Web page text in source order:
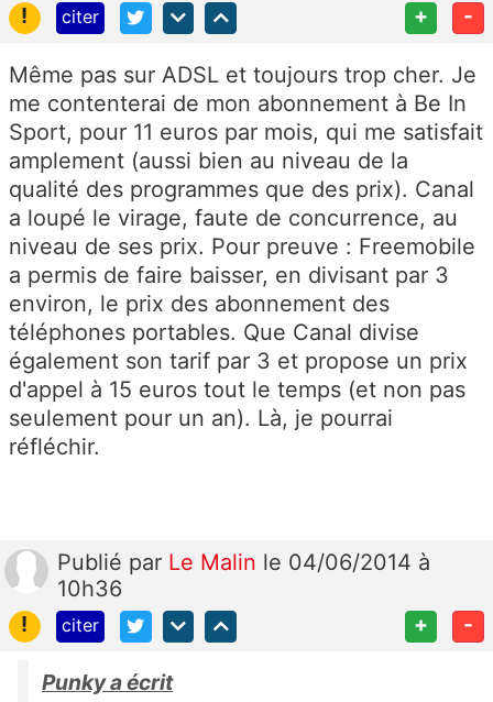
!
citer + -
Même pas sur ADSL et toujours trop cher. Je
me contenterai de mon abonnement à Be In
Sport, pour 11 euros par mois, qui me satisfait
amplement (aussi bien au niveau de la
qualité des programmes que des prix). Canal
a loupé le virage, faute de concurrence, au
niveau de ses prix. Pour preuve : Freemobile
a permis de faire baisser, en divisant par 3
environ, le prix des abonnement des
téléphones portables. Que Canal divise
également son tarif par 3 et propose un prix
d'appel à 15 euros tout le temps (et non pas
seulement pour un an). Là, je pourrai
réfléchir.
Publié par Le Malin le 04/06/2014 à
10h36
!
citer + -
Punky a écrit